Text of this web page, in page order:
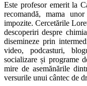
Este profesor emerit la
recomandă, mama
impozite. Cercetările
descoperiri despre
disemineze prin
video, podcasturi,
socializare și programe
mire de asemănările
versurile unui cântec de